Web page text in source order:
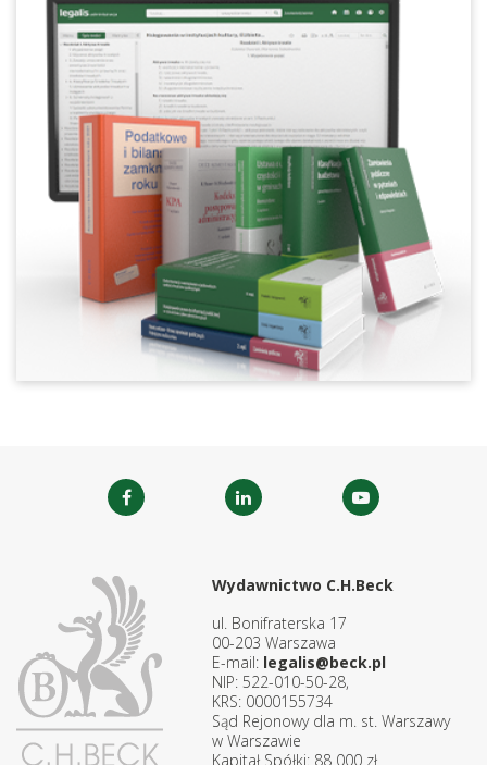
Wydawnictwo C.H.Beck
ul. Bonifraterska 17
00-203 Warszawa
E-mail: legalis@beck.pl
NIP: 522-010-50-28,
KRS: 0000155734
Sąd Rejonowy dla m. st. Warszawy
w Warszawie
Kapitał Spółki: 88 000 zł